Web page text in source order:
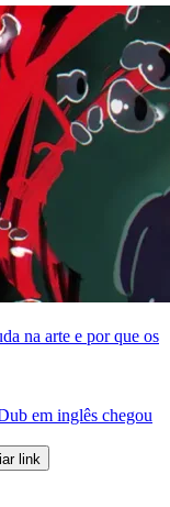
na arte e por que os
em inglês chegou
link